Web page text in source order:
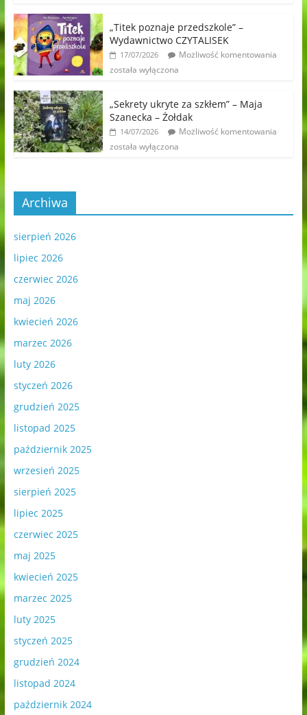
„Titek poznaje przedszkole” –
Wydawnictwo CZYTALISEK
17/07/2026
Możliwość komentowania
została wyłączona
„Sekrety ukryte za szkłem” – Maja
Szanecka – Żołdak
14/07/2026
Możliwość komentowania
została wyłączona
Archiwa
sierpień 2026
lipiec 2026
czerwiec 2026
maj 2026
kwiecień 2026
marzec 2026
luty 2026
styczeń 2026
grudzień 2025
listopad 2025
październik 2025
wrzesień 2025
sierpień 2025
lipiec 2025
czerwiec 2025
maj 2025
kwiecień 2025
marzec 2025
luty 2025
styczeń 2025
grudzień 2024
listopad 2024
październik 2024